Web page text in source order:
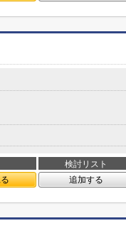
検討リスト
追加する